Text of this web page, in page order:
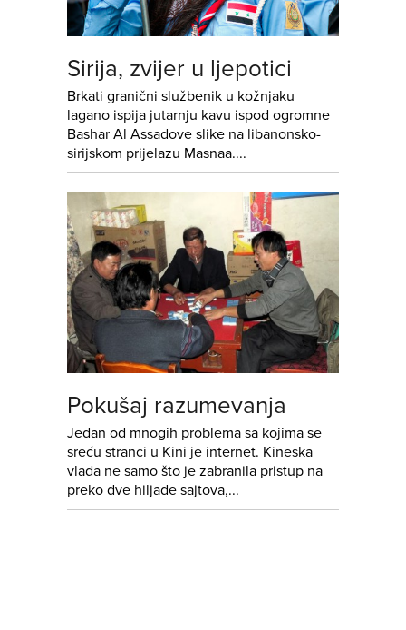
Sirija, zvijer u ljepotici
Brkati granični službenik u kožnjaku
lagano ispija jutarnju kavu ispod ogromne
Bashar Al Assadove slike na libanonsko-
sirijskom prijelazu Masnaa....
Pokušaj razumevanja
Jedan od mnogih problema sa kojima se
sreću stranci u Kini je internet. Kineska
vlada ne samo što je zabranila pristup na
preko dve hiljade sajtova,...